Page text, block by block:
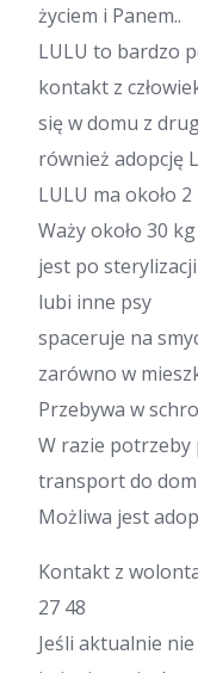
życiem i Panem..
LULU to bardzo
kontakt z
się w domu z
również adopcję
LULU ma około 2
Waży około 30 kg
jest po sterylizacji
lubi inne psy
spaceruje na
zarówno w
Przebywa w
W razie potrzeby
transport do
Możliwa jest
Kontakt z
27 48
Jeśli aktualnie